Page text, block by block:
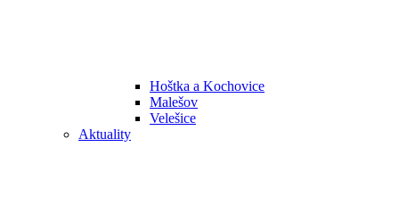
Hoštka a Kochovice
Malešov
Velešice
Aktuality